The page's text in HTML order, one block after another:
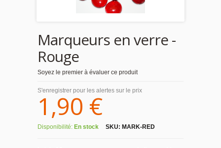
Marqueurs en verre -
Rouge
Soyez le premier à évaluer ce produit
S'enregistrer pour les alertes sur le prix
1,90 €
Disponibilité: En stock SKU: MARK-RED